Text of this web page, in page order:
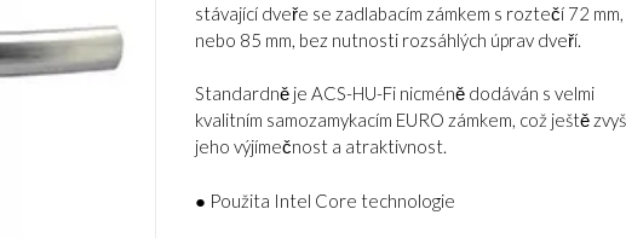
stávající dveře se zadlabacím zámkem s roztečí 72 mm,
nebo 85 mm, bez nutnosti rozsáhlých úprav dveří.
Standardně je ACS-HU-Fi nicméně dodáván s velmi
kvalitním samozamykacím EURO zámkem, což ještě
jeho výjímečnost a atraktivnost.
● Použita Intel Core technologie